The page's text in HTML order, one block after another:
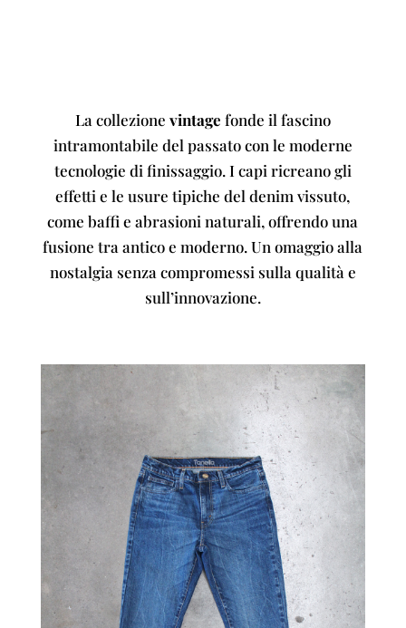
La collezione vintage fonde il fascino
intramontabile del passato con le moderne
tecnologie di finissaggio. I capi ricreano gli
effetti e le usure tipiche del denim vissuto,
come baffi e abrasioni naturali, offrendo una
fusione tra antico e moderno. Un omaggio alla
nostalgia senza compromessi sulla qualità e
sull’innovazione.